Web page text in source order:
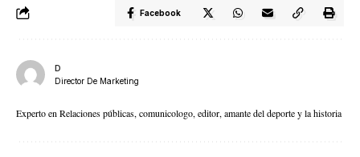
Facebook
D
Director De Marketing
Experto en Relaciones públicas, comunicologo, editor, amante del deporte y la historia